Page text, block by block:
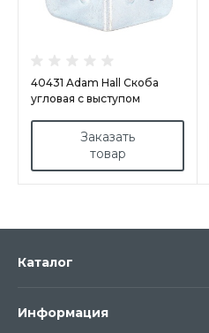
40431 Adam Hall Скоба
угловая с выступом
Заказать
товар
Каталог
Информация